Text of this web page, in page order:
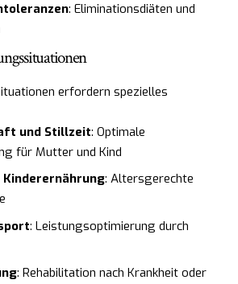
: Eliminationsdiäten und
erfordern spezielles
und Stillzeit: Optimale
für Mutter und Kind
: Altersgerechte
: Leistungsoptimierung durch
: Rehabilitation nach Krankheit oder